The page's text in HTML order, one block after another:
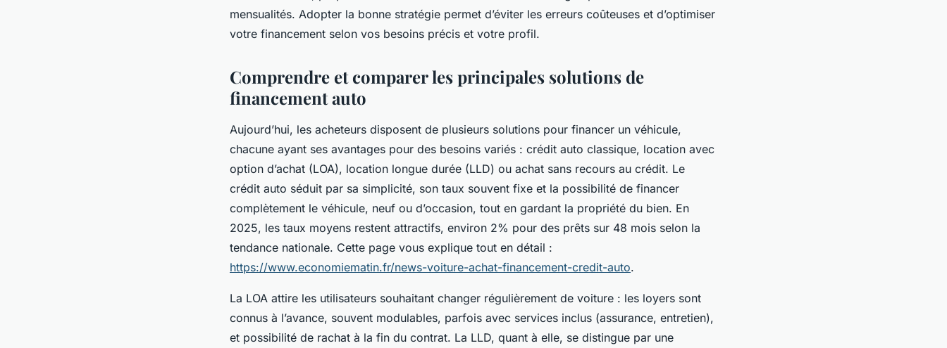
mensualités. Adopter la bonne stratégie permet d’éviter les erreurs coûteuses et d’optimiser
votre financement selon vos besoins précis et votre profil.
Comprendre et comparer les principales solutions de
financement auto
Aujourd’hui, les acheteurs disposent de plusieurs solutions pour financer un véhicule,
chacune ayant ses avantages pour des besoins variés : crédit auto classique, location avec
option d’achat (LOA), location longue durée (LLD) ou achat sans recours au crédit. Le
crédit auto séduit par sa simplicité, son taux souvent fixe et la possibilité de financer
complètement le véhicule, neuf ou d’occasion, tout en gardant la propriété du bien. En
2025, les taux moyens restent attractifs, environ 2% pour des prêts sur 48 mois selon la
tendance nationale. Cette page vous explique tout en détail :
https://www.economiematin.fr/news-voiture-achat-financement-credit-auto.
La LOA attire les utilisateurs souhaitant changer régulièrement de voiture : les loyers sont
connus à l’avance, souvent modulables, parfois avec services inclus (assurance, entretien),
et possibilité de rachat à la fin du contrat. La LLD, quant à elle, se distingue par une